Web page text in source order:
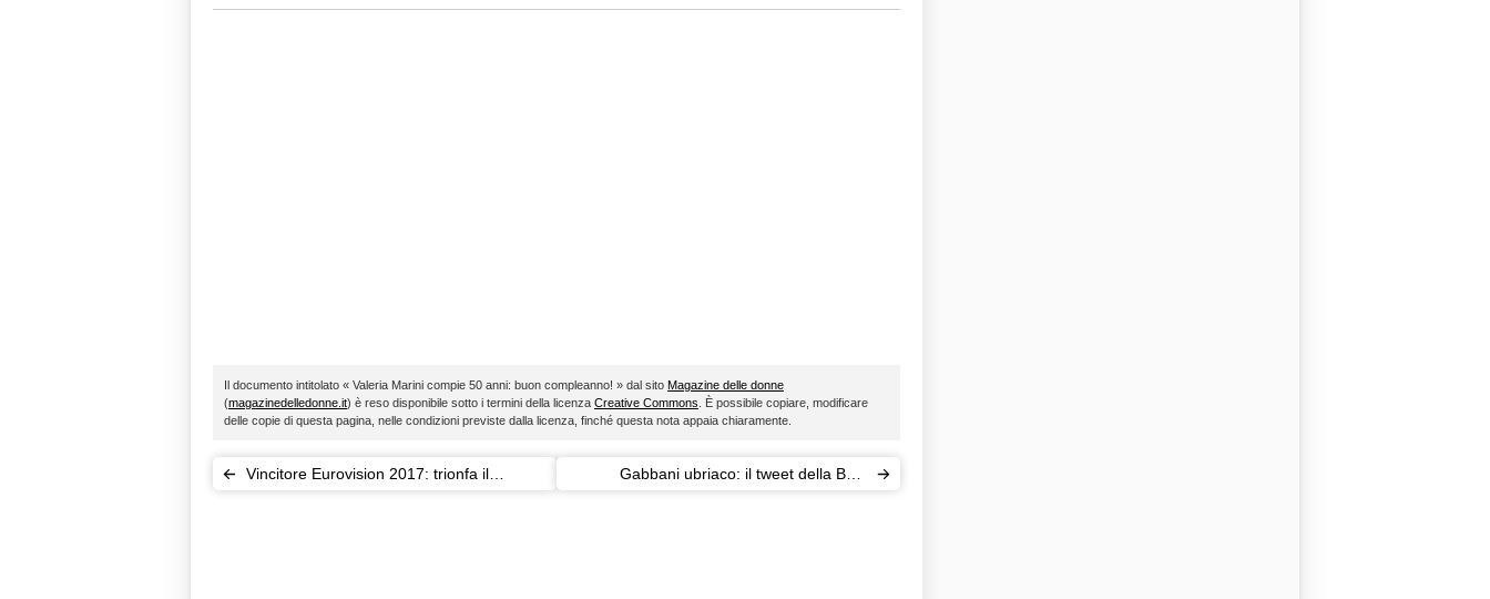
Il documento intitolato « Valeria Marini compie 50 anni: buon compleanno! » dal sito Magazine delle donne
(magazinedelledonne.it) è reso disponibile sotto i termini della licenza Creative Commons . È possibile copiare, modificare
delle copie di questa pagina, nelle condizioni previste dalla licenza, finché questa nota appaia chiaramente.
Vincitore Eurovision 2017: trionfa il
Gabbani ubriaco: il tweet della BBC